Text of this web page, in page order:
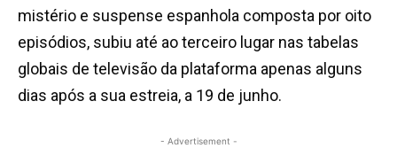
mistério e suspense espanhola composta por oito
episódios, subiu até ao terceiro lugar nas tabelas
globais de televisão da plataforma apenas alguns
dias após a sua estreia, a 19 de junho.
- Advertisement -